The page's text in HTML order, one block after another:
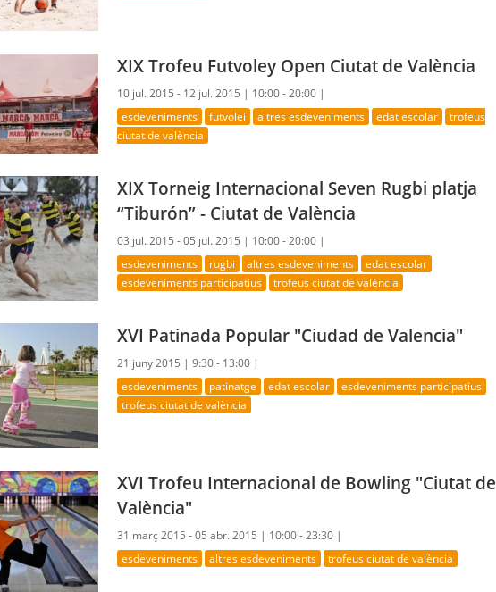
XIX Trofeu Futvoley Open Ciutat de València
10 jul. 2015 - 12 jul. 2015 | 10:00 - 20:00 |
esdeveniments futvolei altres esdeveniments edat escolar
trofeus
ciutat de valència
XIX Torneig Internacional Seven Rugbi platja
“Tiburón” - Ciutat de València
03 jul. 2015 - 05 jul. 2015 | 10:00 - 20:00 |
esdeveniments rugbi altres esdeveniments
edat escolar
esdeveniments participatius
trofeus ciutat de valència
XVI Patinada Popular "Ciudad de Valencia"
21 juny 2015 |9:30 - 13:00 |
esdeveniments patinatge edat escolar
esdeveniments participatius
trofeus ciutat de valència
XVI Trofeu Internacional de Bowling "Ciutat de
València"
31 març 2015 - 05 abr. 2015 | 10:00 - 23:30 |
esdeveniments altres esdeveniments trofeus ciutat de valència